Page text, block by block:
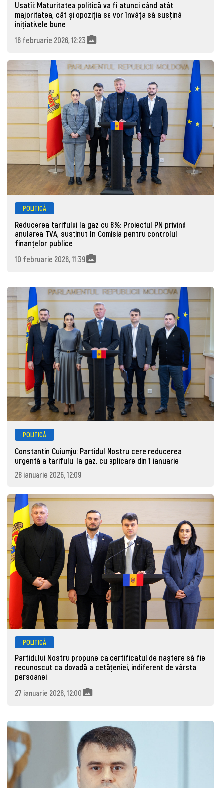
Usatîi: Maturitatea politică va fi atunci când atât
majoritatea, cât și opoziția se vor învăța să susțină
inițiativele bune
16 februarie 2026, 12:23
POLITICĂ
Reducerea tarifului la gaz cu 8%: Proiectul PN privind
anularea TVA, susținut în Comisia pentru controlul
finanțelor publice
10 februarie 2026, 11:39
POLITICĂ
Constantin Cuiumju: Partidul Nostru cere reducerea
urgentă a tarifului la gaz, cu aplicare din 1 ianuarie
28 ianuarie 2026, 12:09
POLITICĂ
Partidului Nostru propune ca certificatul de naștere să fie
recunoscut ca dovadă a cetățeniei, indiferent de vârsta
persoanei
27 ianuarie 2026, 12:00